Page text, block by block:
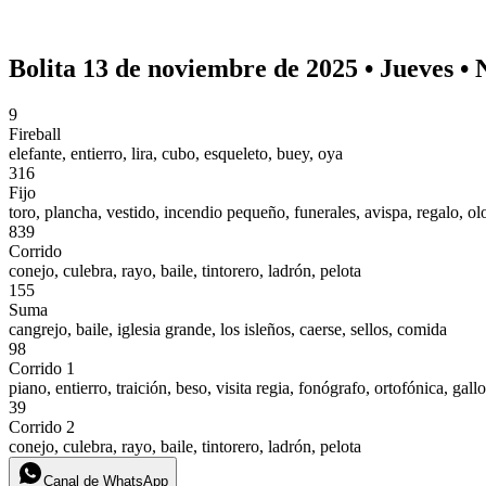
Bolita 13 de noviembre de 2025 • Jueves •
9
Fireball
elefante, entierro, lira, cubo, esqueleto, buey, oya
316
Fijo
toro, plancha, vestido, incendio pequeño, funerales, avispa, regalo,
839
Corrido
conejo, culebra, rayo, baile, tintorero, ladrón, pelota
155
Suma
cangrejo, baile, iglesia grande, los isleños, caerse, sellos, comida
98
Corrido 1
piano, entierro, traición, beso, visita regia, fonógrafo, ortofónica, gallo
39
Corrido 2
conejo, culebra, rayo, baile, tintorero, ladrón, pelota
Canal de WhatsApp